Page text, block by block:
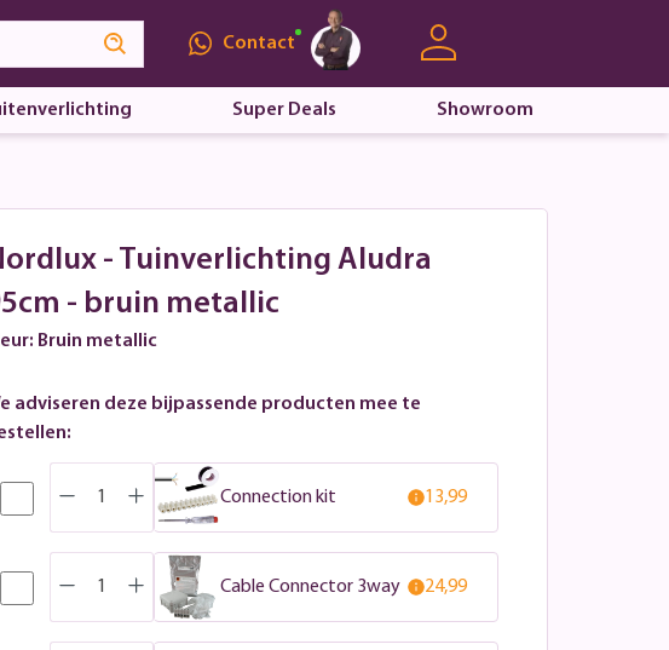
Contact
Super Deals Showroom
- Tuinverlichting Aludra
- bruin metallic
Bruin metallic
adviseren deze bijpassende producten mee te
Connection kit 13,99
Cable Connector 3way 24,99